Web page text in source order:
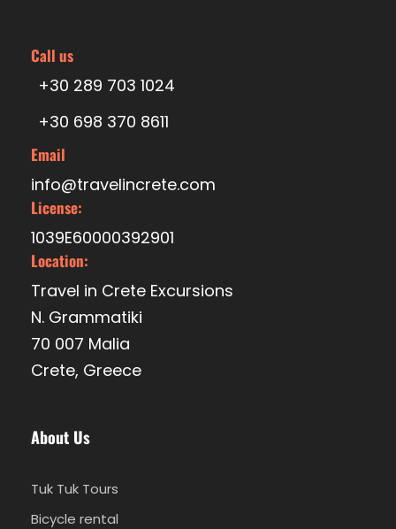
Call us
+30 289 703 1024
+30 698 370 8611
Email
info@travelincrete.com
License:
1039E60000392901
Location:
Travel in Crete Excursions
N. Grammatiki
70 007 Malia
Crete, Greece
About Us
Tuk Tuk Tours
Bicycle rental